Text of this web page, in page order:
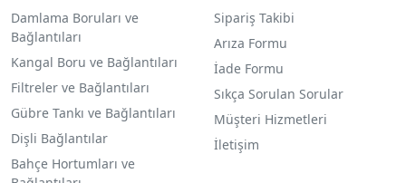
Damlama Boruları ve
Bağlantıları
Kangal Boru ve Bağlantıları
Filtreler ve Bağlantıları
Gübre Tankı ve Bağlantıları
Dişli Bağlantılar
Bahçe Hortumları ve
Sipariş Takibi
Arıza Formu
İade Formu
Sıkça Sorulan Sorular
Müşteri Hizmetleri
İletişim